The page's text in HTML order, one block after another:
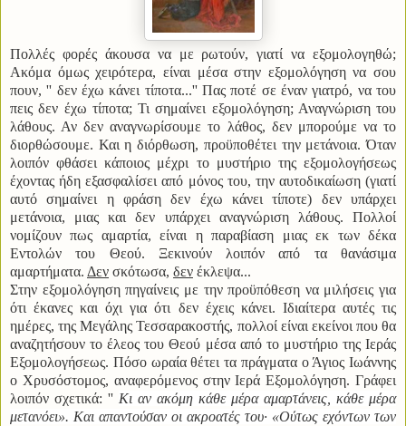
Πολλές φορές άκουσα να με ρωτούν, γιατί να εξομολογηθώ;
Ακόμα όμως χειρότερα, είναι μέσα στην εξομολόγηση να σου
πουν, '' δεν έχω κάνει τίποτα...'' Πας ποτέ σε έναν γιατρό, να του
πεις δεν έχω τίποτα; Τι σημαίνει εξομολόγηση; Αναγνώριση του
λάθους. Αν δεν αναγνωρίσουμε το λάθος, δεν μπορούμε να το
διορθώσουμε. Και η διόρθωση, προϋποθέτει την μετάνοια. Όταν
λοιπόν φθάσει κάποιος μέχρι το μυστήριο της εξομολογήσεως
έχοντας ήδη εξασφαλίσει από μόνος του, την αυτοδικαίωση (γιατί
αυτό σημαίνει η φράση δεν έχω κάνει τίποτε) δεν υπάρχει
μετάνοια, μιας και δεν υπάρχει αναγνώριση λάθους. Πολλοί
νομίζουν πως αμαρτία, είναι η παραβίαση μιας εκ των δέκα
Εντολών του Θεού. Ξεκινούν λοιπόν από τα θανάσιμα
αμαρτήματα. Δεν σκότωσα, δεν έκλεψα...
Στην εξομολόγηση πηγαίνεις με την προϋπόθεση να μιλήσεις για
ότι έκανες και όχι για ότι δεν έχεις κάνει. Ιδιαίτερα αυτές τις
ημέρες, της Μεγάλης Τεσσαρακοστής, πολλοί είναι εκείνοι που θα
αναζητήσουν το έλεος του Θεού μέσα από το μυστήριο της Ιεράς
Εξομολογήσεως. Πόσο ωραία θέτει τα πράγματα ο Άγιος Ιωάννης
ο Χρυσόστομος, αναφερόμενος στην Ιερά Εξομολόγηση. Γράφει
λοιπόν σχετικά: '' Κι αν ακόμη κάθε μέρα αμαρτάνεις, κάθε μέρα
μετανόει». Και απαντούσαν οι ακροατές του· «Ούτως εχόντων των